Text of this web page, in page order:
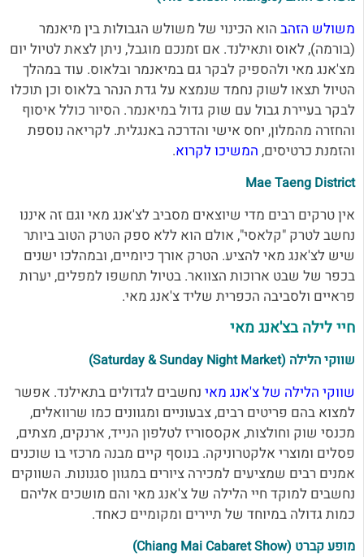
משולש הזהב הוא הכינוי של משולש הגבולות בין מיאנמר
(בורמה), לאוס ותאילנד. אם זמנכם מוגבל, ניתן לצאת לטיול יום
מצ'אנג מאי ולהספיק לבקר גם במיאנמר ובלאוס. עוד במהלך
הטיול תצאו לשוק נחמד שנמצא על גדת הנהר בלאוס וכן תוכלו
לבקר בעיירת גבול עם שוק גדול במיאנמר. הסיור כולל איסוף
והחזרה מהמלון, יחס אישי והדרכה באנגלית. לקריאה נוספת
והזמנת כרטיסים, המשיכו לקרוא.
Mae Taeng District
אין טרקים רבים מדי שיוצאים מסביב לצ'אנג מאי וגם זה איננו
נחשב לטרק "קלאסי", אולם הוא ללא ספק הטרק הטוב ביותר
שיש לצ'אנג מאי להציע. הטרק אורך כיומיים, ובמהלכו ישנים
בכפר של שבט ארוכות הצוואר. בטיול תחשפו למפלים, יערות
פראיים ולסביבה הכפרית שליד צ'אנג מאי.
חיי לילהבצ'אנג מאי
שווקי הלילה (Saturday & Sunday Night Market)
שווקי הלילה של צ'אנג מאי נחשבים לגדולים בתאילנד. אפשר
למצוא בהם פריטים רבים, צבעוניים ומגוונים כמו שרוואלים,
מכנסי שוק וחולצות, אקססוריז לטלפון הנייד, ארנקים, מצתים,
פסלים ומוצרי אלקטרוניקה. בנוסף קיים מבנה מרכזי בו שוכנים
אמנים רבים שמציעים למכירה ציורים במגוון סגנונות. השווקים
נחשבים למוקד חיי הלילה של צ'אנג מאי והם מושכים אליהם
כמות גדולה במיוחד של תיירים ומקומיים כאחד.
מופע קברט (Chiang Mai Cabaret Show)